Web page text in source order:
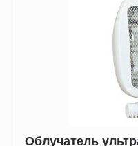
Облучатель